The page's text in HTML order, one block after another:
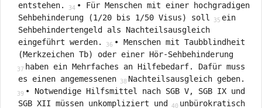
entstehen.
• Für Menschen mit einer hochgradigen
Sehbehinderung (1/20 bis 1/50 Visus) soll
ein
Sehbehindertengeld als Nachteilsausgleich
eingeführt werden.
• Menschen mit Taubblindheit
(Merkzeichen Tb) oder einer Hör-Sehbehinderung
haben ein Mehrfaches an Hilfebedarf. Dafür muss
es einen angemessenen
Nachteilsausgleich geben.
• Notwendige Hilfsmittel nach SGB V, SGB IX und
SGB XII müssen unkompliziert und
unbürokratisch